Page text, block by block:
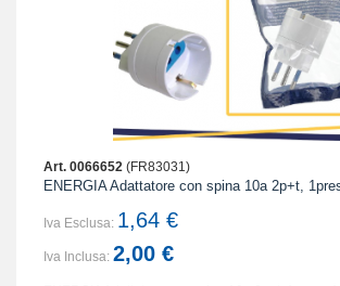
Art. 0066652 (FR83031)
ENERGIA Adattatore con spina 10a 2p+t,
Iva Esclusa: 1,64 €
Iva Inclusa: 2,00 €